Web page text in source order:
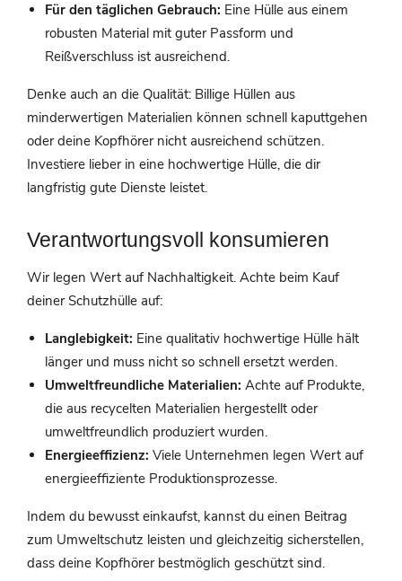
Für den täglichen Gebrauch: Eine Hülle aus einem
robusten Material mit guter Passform und
Reißverschluss ist ausreichend.
Denke auch an die Qualität: Billige Hüllen aus
minderwertigen Materialien können schnell kaputtgehen
oder deine Kopfhörer nicht ausreichend schützen.
Investiere lieber in eine hochwertige Hülle, die dir
langfristig gute Dienste leistet.
Verantwortungsvoll konsumieren
Wir legen Wert auf Nachhaltigkeit. Achte beim Kauf
deiner Schutzhülle auf:
Langlebigkeit: Eine qualitativ hochwertige Hülle hält
länger und muss nicht so schnell ersetzt werden.
Umweltfreundliche Materialien: Achte auf Produkte,
die aus recycelten Materialien hergestellt oder
umweltfreundlich produziert wurden.
Energieeffizienz: Viele Unternehmen legen Wert auf
energieeffiziente Produktionsprozesse.
Indem du bewusst einkaufst, kannst du einen Beitrag
zum Umweltschutz leisten und gleichzeitig sicherstellen,
dass deine Kopfhörer bestmöglich geschützt sind.